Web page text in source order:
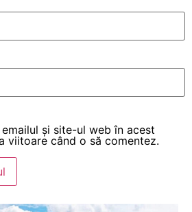
și site-ul web în acest
viitoare când o să comentez.